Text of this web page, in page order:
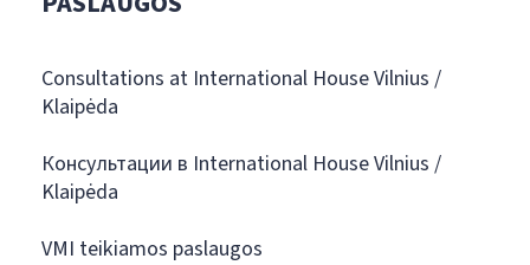
Consultations at International House Vilnius /
Klaipėda
Консультации в International House Vilnius /
Klaipėda
VMI teikiamos paslaugos